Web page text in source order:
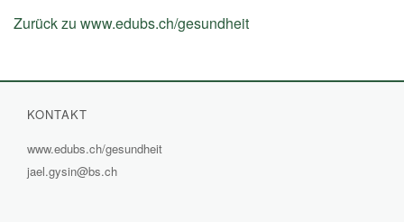
Zurück zu www.edubs.ch/gesundheit
KONTAKT
www.edubs.ch/gesundheit
jael.gysin@bs.ch